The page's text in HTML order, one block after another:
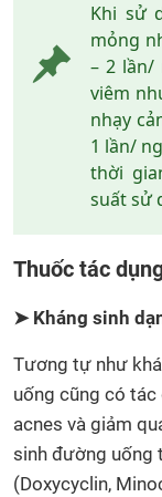
Khi sử
mỏng
– 2 lần/
viêm
nhạy
1 lần/
thời
suất sử
Thuốc tác
➤ Kháng sinh
Tương tự như
uống cũng có tác
acnes và giảm
sinh đường uống
(Doxycyclin,